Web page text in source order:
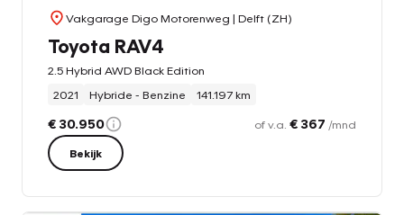
Vakgarage Digo Motorenweg | Delft (ZH)
Toyota RAV4
2.5 Hybrid AWD Black Edition
2021
Hybride - Benzine 141.197 km
€ 30.950 of v.a. € 367 /mnd
Bekijk